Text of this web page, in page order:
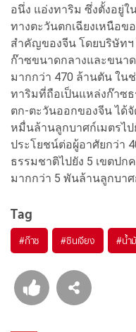
อนึ่ง แอ่งทาริม ซึ่งตั้งอยู่ใ
ทางตะวันตกเฉียงเหนือข
สำคัญของจีน โดยบริษัท
ก๊าซขนาดกลางและขนา
มากกว่า 470 ล้านตัน ใน
ทาริมที่ถือเป็นแหล่งก๊าซ
ตก-ตะวันออกของจีน ได้
หมื่นล้านลูกบาศก์เมตรไป
ประโยชน์ต่อผู้อาศัยกว่า
ธรรมชาติไปยัง 5 เขตปก
มากกว่า 5 พันล้านลูกบาศ
Tag
#ก๊าซ #ซินเจียง #น้ำ